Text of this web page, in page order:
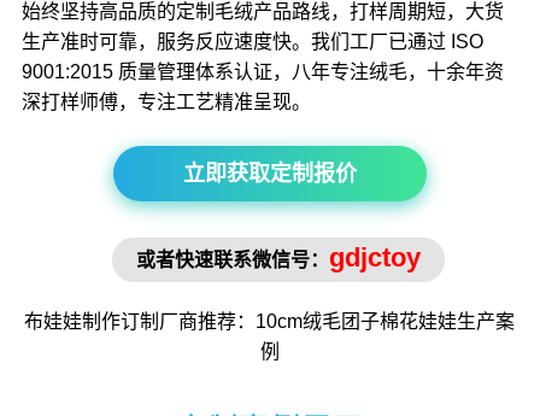
始终坚持高品质的定制毛绒产品路线，打样周期短，大货
生产准时可靠，服务反应速度快。我们工厂已通过 ISO
9001:2015 质量管理体系认证，八年专注绒毛，十余年资
深打样师傅，专注工艺精准呈现。
立即获取定制报价
或者快速联系微信号： gdjctoy
布娃娃制作订制厂商推荐：10cm绒毛团子棉花娃娃生产案
例